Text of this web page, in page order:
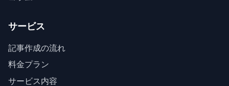
サービス
記事作成の流れ
料金プラン
サービス内容